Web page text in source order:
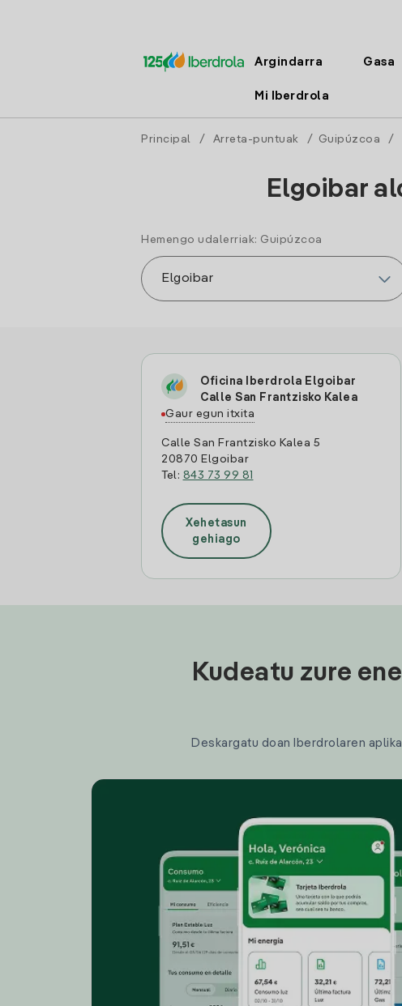
Argindarra Gasa
Mi Iberdrola
Principal / Arreta-puntuak / Guipúzcoa /
Elgoibar
Hemengo udalerriak: Guipúzcoa
Oficina Iberdrola Elgoibar
Calle San Frantzisko Kalea
Gaur egun itxita
Calle San Frantzisko Kalea 5
20870 Elgoibar
Tel: 843 73 99 81
Xehetasun
gehiago
Kudeatu zure
Deskargatu doan Iberdrolaren